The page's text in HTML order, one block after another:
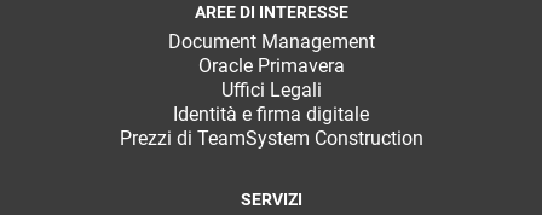
AREE DI INTERESSE
Document Management
Oracle Primavera
Uffici Legali
Identità e firma digitale
Prezzi di TeamSystem Construction
SERVIZI